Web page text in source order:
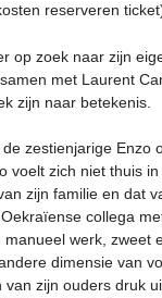
reserveren
op zoek naar zijn
met Laurent
zijn naar betekenis.
zestienjarige
zich niet thuis
zijn familie en dat
collega
werk,
dimensie van
zijn ouders